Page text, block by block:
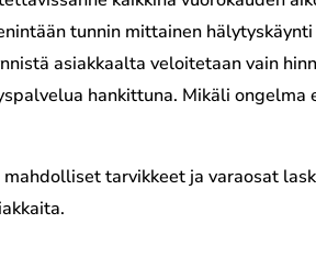
tunnin mittainen
asiakkaalta veloitetaan vain
hankittuna. Mikäli ongelma
tarvikkeet ja varaosat